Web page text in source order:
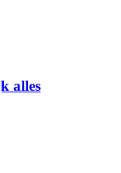
alles